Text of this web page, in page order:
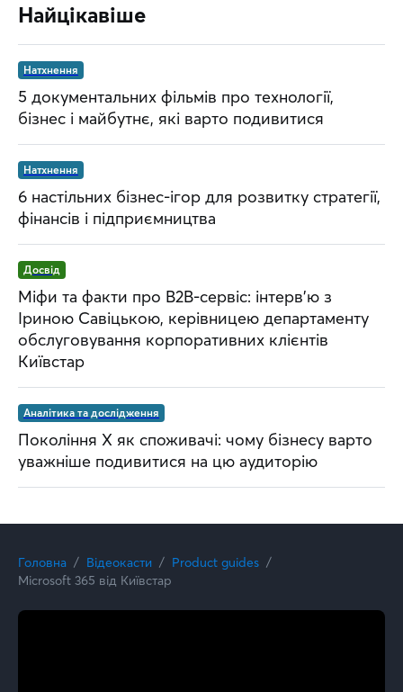
Найцікавіше
Натхнення
5 документальних фільмів про технології,
бізнес і майбутнє, які варто подивитися
Натхнення
6 настільних бізнес-ігор для розвитку стратегії,
фінансів і підприємництва
Досвід
Міфи та факти про B2B-сервіс: інтерв’ю з
Іриною Савіцькою, керівницею департаменту
обслуговування корпоративних клієнтів
Київстар
Аналітика та дослідження
Покоління Х як споживачі: чому бізнесу варто
уважніше подивитися на цю аудиторію
Головна Відеокасти
Product guides
Microsoft 365 від Київстар